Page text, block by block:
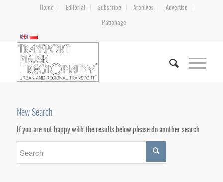
Home Editorial Subscribe Archives
Advertise
Patronage
New Search
If you are not happy with the results below please do another search